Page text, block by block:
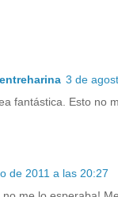
3 de
fantástica. Esto no
de 2011 a las 20:27